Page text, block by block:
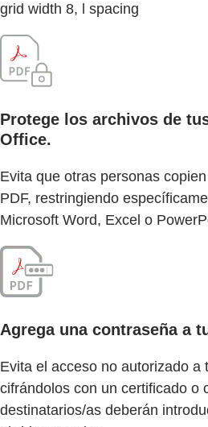
grid width 8, l spacing
Protege los archivos de
Office.
Evita que otras personas
PDF, restringiendo
Microsoft Word, Excel o
Agrega una contraseña a
Evita el acceso no autorizado a
cifrándolos con un certificado o
destinatarios/as deberán